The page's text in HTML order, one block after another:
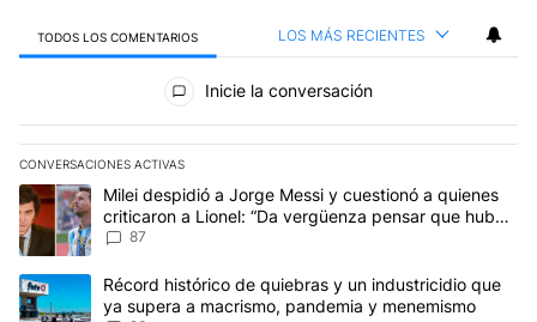
TODOS LOS COMENTARIOS LOS MÁS RECIENTES
Todos los comentarios
Inicie la conversación
CONVERSACIONES ACTIVAS
Este listado muestra los artículos con más comentarios en los
Un artículo de tendencia con el título "Milei despidió a Jorge
Milei despidió a Jorge Messi y cuestionó a quienes
criticaron a Lionel: “Da vergüenza pensar que hubo
anti-Messi”
87
Un artículo de tendencia con el título "Récord histórico de
Récord histórico de quiebras y un industricidio que
ya supera a macrismo, pandemia y menemismo